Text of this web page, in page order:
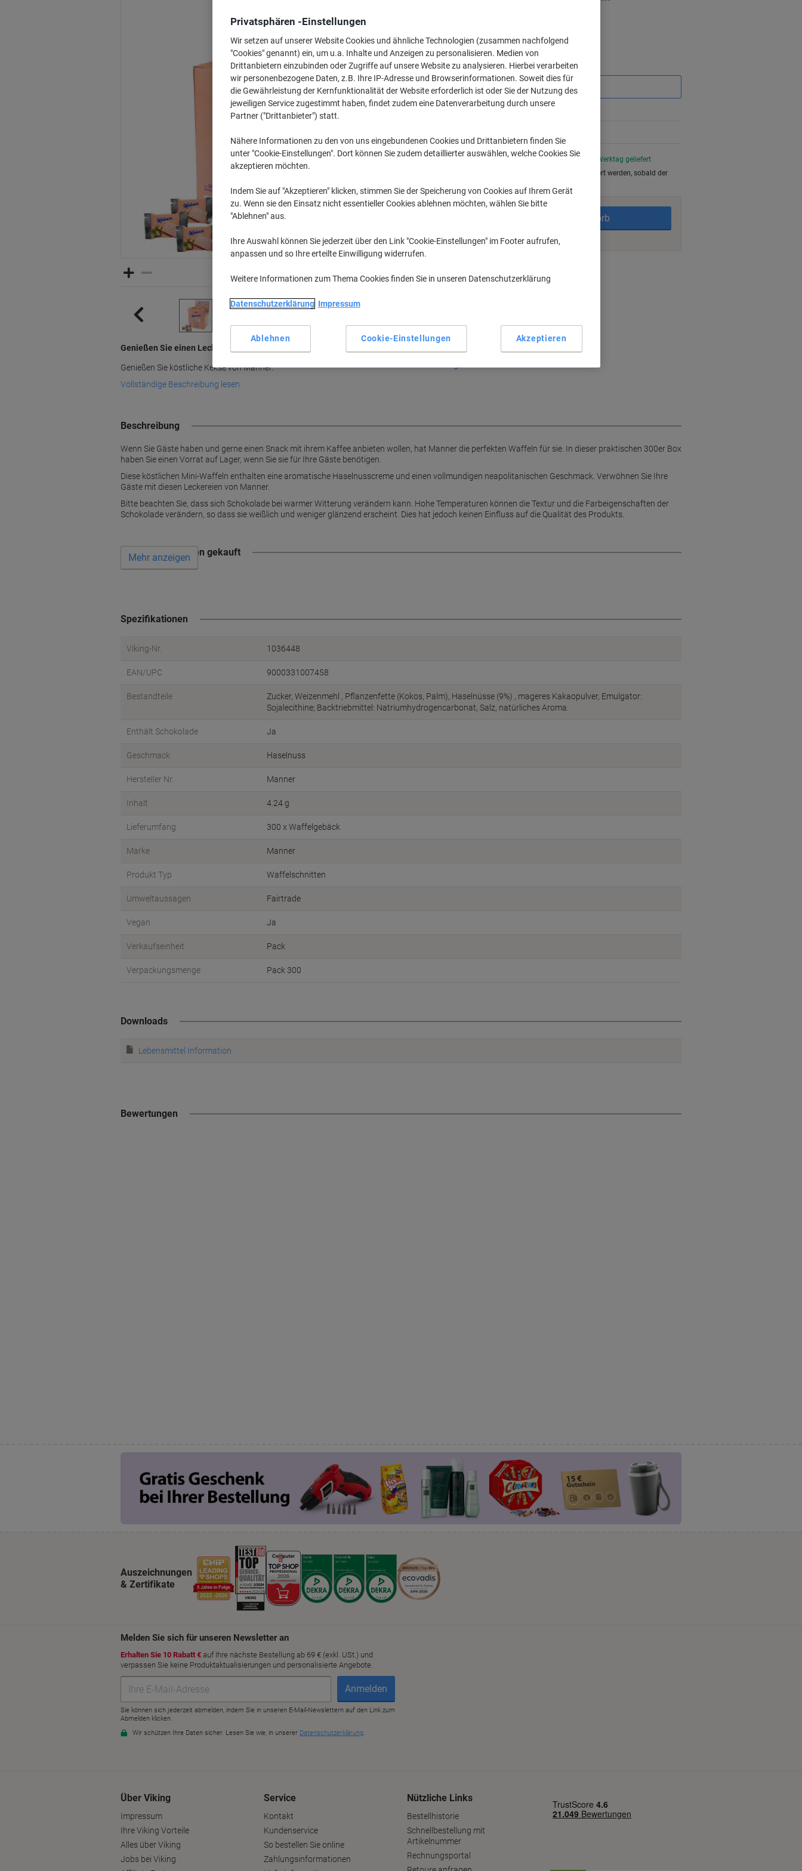
Genießen Sie einen Leckerbissen
Genießen Sie köstliche Kekse von Manner.
Vollständige Beschreibung lesen
Menge exkl. USt
1-2 Pack 26,79 €
3-4Pack 25,79 € -3%
Vor 17:00 Uhr bestellt, am nächsten Werktag geliefert
Bitte beachten Sie: Dieses Produkt kann nicht retourniert werden, sobald der
In den Warenkorb
Zu einer Liste
Aromatische Haselnusscreme
Vollmundiger neapolitanischer Geschmack
Perfekt als Kaffee-Snack
Beschreibung
Wenn Sie Gäste haben und gerne einen Snack mit ihrem Kaffee anbieten wollen, hat Manner die perfekten Waffeln für sie. In dieser praktischen 300er Box
haben Sie einen Vorrat auf Lager, wenn Sie sie für Ihre Gäste benötigen.
Diese köstlichen Mini-Waffeln enthalten eine aromatische Haselnusscreme und einen vollmundigen neapolitanischen Geschmack. Verwöhnen Sie Ihre
Gäste mit diesen Leckereien von Manner.
Bitte beachten Sie, dass sich Schokolade bei warmer Witterung verändern kann. Hohe Temperaturen können die Textur und die Farbeigenschaften der
Schokolade verändern, so dass sie weißlich und weniger glänzend erscheint. Dies hat jedoch keinen Einfluss auf die Qualität des Produkts.
Wird oft zusammen gekauft
Mehr anzeigen
Spezifikationen
Viking-Nr. 1036448
EAN/UPC 9000331007458
Bestandteile
Zucker, Weizenmehl , Pflanzenfette (Kokos, Palm), Haselnüsse (9%) , mageres Kakaopulver, Emulgator:
Sojalecithine; Backtriebmittel: Natriumhydrogencarbonat, Salz, natürliches Aroma.
Enthält Schokolade Ja
Geschmack Haselnuss
Hersteller Nr. Manner
Inhalt 4.24 g
Lieferumfang 300 x Waffelgebäck
Marke Manner
Produkt Typ Waffelschnitten
Umweltaussagen Fairtrade
Vegan Ja
Verkaufseinheit Pack
Verpackungsmenge Pack 300
Downloads
Lebensmittel Information
Bewertungen
Auszeichnungen
& Zertifikate
Über Viking
Impressum
Ihre Viking Vorteile
Alles über Viking
Jobs bei Viking
Service
Kontakt
Kundenservice
So bestellen Sie online
Zahlungsinformationen
Nützliche Links
Bestellhistorie
Schnellbestellung mit
Artikelnummer
Rechnungsportal
Privatsphären -Einstellungen
Wir setzen auf unserer Website Cookies und ähnliche Technologien (zusammen nachfolgend
"Cookies" genannt) ein, um u.a. Inhalte und Anzeigen zu personalisieren. Medien von
Drittanbietern einzubinden oder Zugriffe auf unsere Website zu analysieren. Hierbei verarbeiten
wir personenbezogene Daten, z.B. Ihre IP-Adresse und Browserinformationen. Soweit dies für
die Gewährleistung der Kernfunktionalität der Website erforderlich ist oder Sie der Nutzung des
jeweiligen Service zugestimmt haben, findet zudem eine Datenverarbeitung durch unsere
Partner ("Drittanbieter") statt.
Nähere Informationen zu den von uns eingebundenen Cookies und Drittanbietern finden Sie
unter "Cookie-Einstellungen". Dort können Sie zudem detaillierter auswählen, welche Cookies Sie
akzeptieren möchten.
Indem Sie auf "Akzeptieren" klicken, stimmen Sie der Speicherung von Cookies auf Ihrem Gerät
zu. Wenn sie den Einsatz nicht essentieller Cookies ablehnen möchten, wählen Sie bitte
"Ablehnen" aus.
Ihre Auswahl können Sie jederzeit über den Link "Cookie-Einstellungen" im Footer aufrufen,
anpassen und so Ihre erteilte Einwilligung widerrufen.
Weitere Informationen zum Thema Cookies finden Sie in unseren Datenschutzerklärung
Datenschutzerklärung Impressum
Cookie-Einstellungen
Ablehnen Akzeptieren